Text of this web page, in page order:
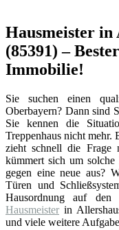
Hausmeister in
(85391) –
Immobilie!
Sie suchen einen
Oberbayern? Dann sind
Sie kennen die
Treppenhaus nicht
zieht schnell die Frage
kümmert sich um
gegen eine neue aus?
Türen und
Hausordnung auf
Hausmeister in
und viele weitere